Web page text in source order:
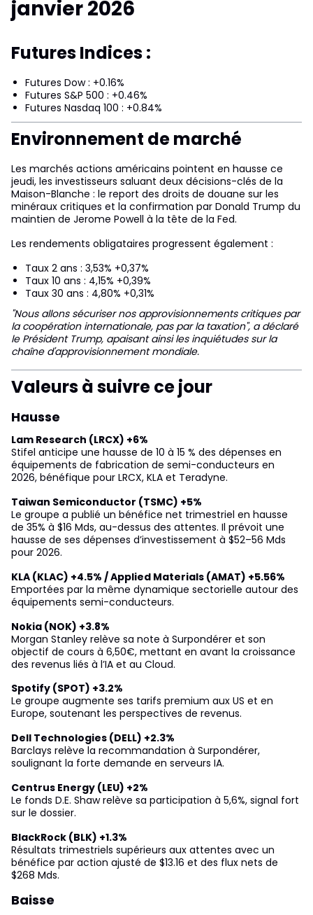
janvier 2026
Futures Indices :
Futures Dow : +0.16%
Futures S&P 500 : +0.46%
Futures Nasdaq 100 : +0.84%
Environnement de marché
Les marchés actions américains pointent en hausse ce
jeudi, les investisseurs saluant deux décisions-clés de la
Maison-Blanche : le report des droits de douane sur les
minéraux critiques et la confirmation par Donald Trump du
maintien de Jerome Powell à la tête de la Fed.
Les rendements obligataires progressent également :
Taux 2 ans : 3,53% +0,37%
Taux 10 ans : 4,15% +0,39%
Taux 30 ans : 4,80% +0,31%
"Nous allons sécuriser nos approvisionnements critiques par
la coopération internationale, pas par la taxation", a déclaré
le Président Trump, apaisant ainsi les inquiétudes sur la
chaîne d'approvisionnement mondiale.
Valeurs à suivre ce jour
Hausse
Lam Research (LRCX) +6%
Stifel anticipe une hausse de 10 à 15 % des dépenses en
équipements de fabrication de semi-conducteurs en
2026, bénéfique pour LRCX, KLA et Teradyne.
Taiwan Semiconductor (TSMC) +5%
Le groupe a publié un bénéfice net trimestriel en hausse
de 35% à $16 Mds, au-dessus des attentes. Il prévoit une
hausse de ses dépenses d’investissement à $52–56 Mds
pour 2026.
KLA (KLAC) +4.5% / Applied Materials (AMAT) +5.56%
Emportées par la même dynamique sectorielle autour des
équipements semi-conducteurs.
Nokia (NOK) +3.8%
Morgan Stanley relève sa note à Surpondérer et son
objectif de cours à 6,50€, mettant en avant la croissance
des revenus liés à l’IA et au Cloud.
Spotify (SPOT) +3.2%
Le groupe augmente ses tarifs premium aux US et en
Europe, soutenant les perspectives de revenus.
Dell Technologies (DELL) +2.3%
Barclays relève la recommandation à Surpondérer,
soulignant la forte demande en serveurs IA.
Centrus Energy (LEU) +2%
Le fonds D.E. Shaw relève sa participation à 5,6%, signal fort
sur le dossier.
BlackRock (BLK) +1.3%
Résultats trimestriels supérieurs aux attentes avec un
bénéfice par action ajusté de $13.16 et des flux nets de
$268 Mds.
Baisse